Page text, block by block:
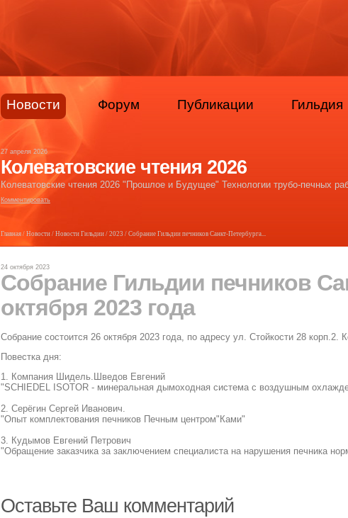
24 октября 2023
Собрание Гильдии печников
октября 2023 года
Собрание состоится 26 октября 2023 года, по адресу ул. Стойкости 28
Повестка дня:
1. Компания Шидель.Шведов Евгений
"SCHIEDEL ISOTOR - минеральная дымоходная система с воздушным
2. Серёгин Сергей Иванович.
"Опыт комплектования печников Печным центром"Ками"
3. Кудымов Евгений Петрович
"Обращение заказчика за заключением специалиста на нарушения печника
Оставьте Ваш комментарий
Главная/ Новости/ Новости Гильдии/ 2023 / Собрание Гильдии печников Санкт-Петербурга...
Новости Форум Публикации Гильдия
27 апреля 2026
Колеватовские чтения 2026
Колеватовские чтения 2026 "Прошлое и Будущее" Технологии трубо-печных
Комментировать